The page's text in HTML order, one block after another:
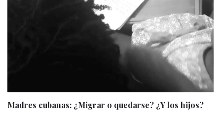
Madres cubanas: ¿Migrar o quedarse? ¿Y los hijos?